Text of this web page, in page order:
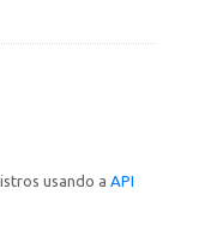
usando a API